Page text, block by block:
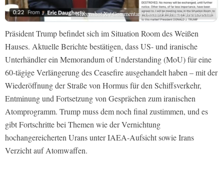
Screenshot X / Commentary Donald J Trump TruthSocial
Präsident Trump befindet sich im Situation Room des Weißen
Hauses. Aktuelle Berichte bestätigen, dass US- und iranische
Unterhändler ein Memorandum of Understanding (MoU) für eine
60-tägige Verlängerung des Ceasefire ausgehandelt haben – mit der
Wiederöffnung der Straße von Hormus für den Schiffsverkehr,
Entminung und Fortsetzung von Gesprächen zum iranischen
Atomprogramm. Trump muss dem noch final zustimmen, und es
gibt Fortschritte bei Themen wie der Vernichtung
hochangereicherten Urans unter IAEA-Aufsicht sowie Irans
Verzicht auf Atomwaffen.